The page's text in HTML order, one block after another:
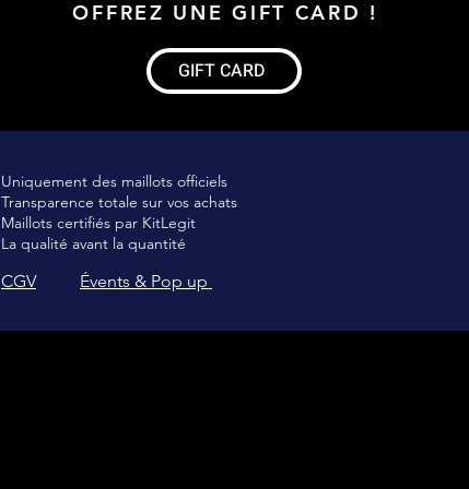
OFFREZ UNE GIFT CARD !
GIFT CARD
Uniquement des maillots officiels
Transparence totale sur vos achats
Maillots certifiés par KitLegit
La qualité avant la quantité
CGV Évents & Pop up